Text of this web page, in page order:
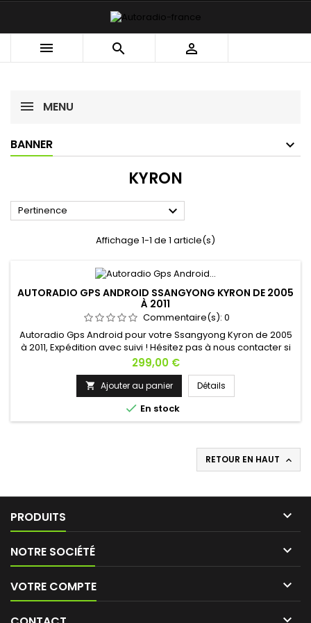
  
MENU
BANNER
KYRON
Pertinence 
Affichage 1-1 de 1 article(s)
AUTORADIO GPS ANDROID SSANGYONG KYRON DE 2005
À 2011
Commentaire(s): 0
Autoradio Gps Android pour votre Ssangyong Kyron de 2005
à 2011, Expédition avec suivi ! Hésitez pas à nous contacter si
vous avez une question !
Prix
299,00 €
 Ajouter au panier Détails
 En stock
RETOUR EN HAUT 
PRODUITS 
NOTRE SOCIÉTÉ 
VOTRE COMPTE 